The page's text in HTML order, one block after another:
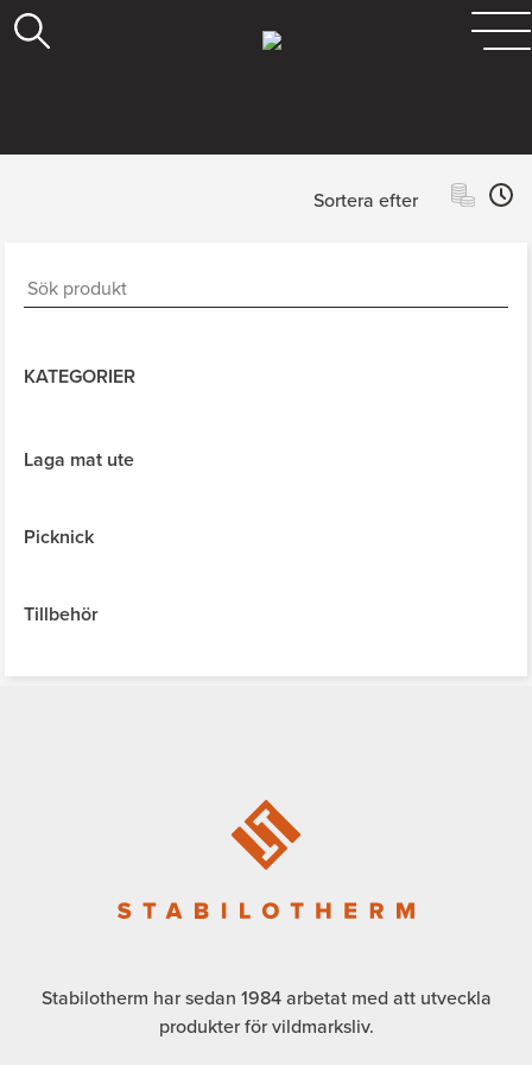
Sortera efter
KATEGORIER
Laga mat ute
Picknick
Tillbehör
Stabilotherm har sedan 1984 arbetat med att utveckla
produkter för vildmarksliv.